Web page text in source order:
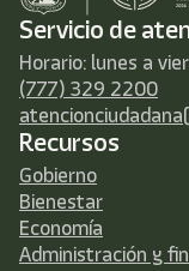
Servicio de
Horario: lunes a
(777) 329 2200
Recursos
Gobierno
Bienestar
Economía
Administración y